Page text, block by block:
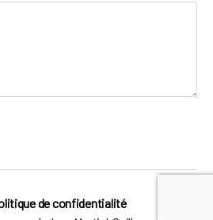
de confidentialité